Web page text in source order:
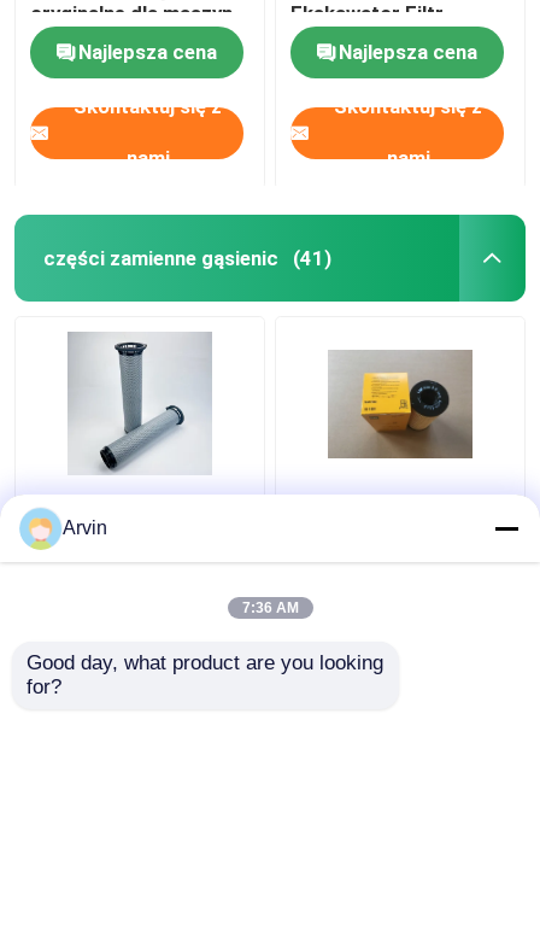
oryginalne dla maszyn
budowlanych
Najlepsza cena
Skontaktuj się z
nami
Ekskawator Filtr
powietrza Set
Najlepsza cena
Skontaktuj się z
nami
części zamienne gąsienic (41)
5909787 Caterpillar
Filter Fuel Separator
Wody Inżynieria Części
Skontaktuj się z
Wysokiej wydajności
zamienne silnika
Skontaktuj się z
Arvin
7:36 AM
Good day, what product are you looking
for?